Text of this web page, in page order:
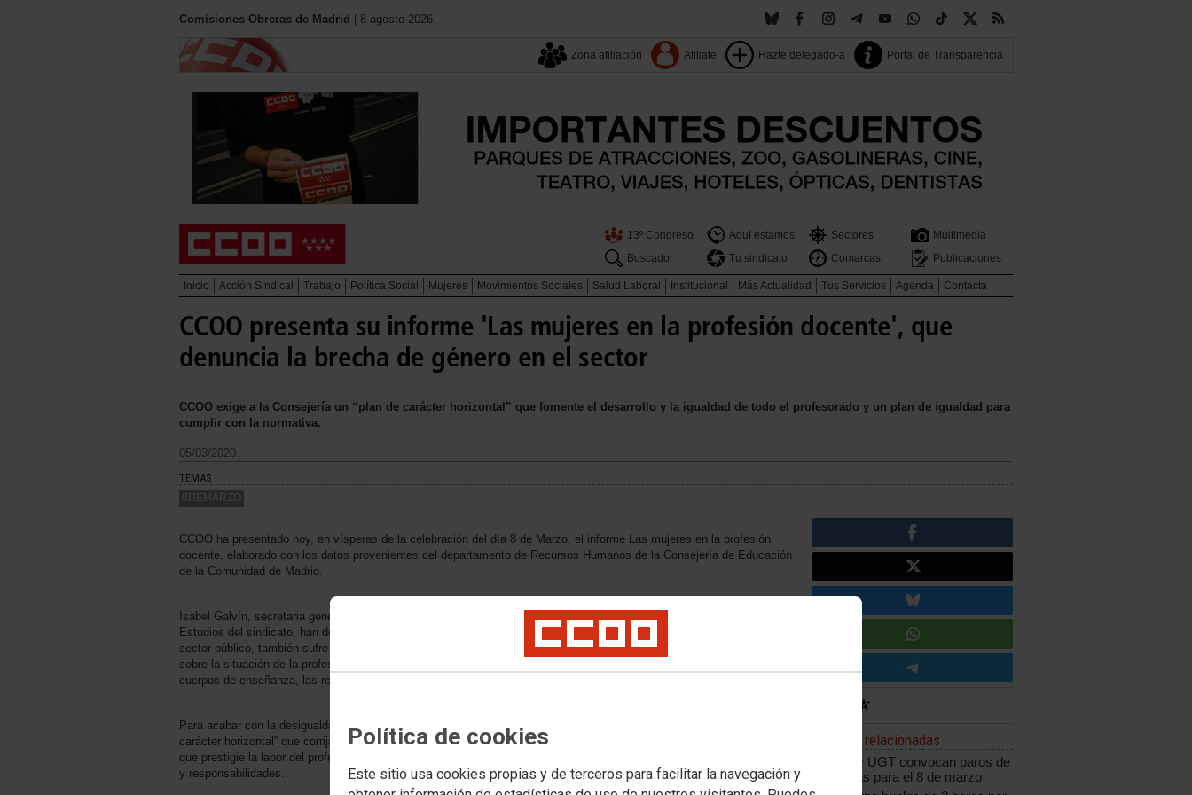
Política de cookies
Este sitio usa cookies propias y de terceros para facilitar la navegación y
Comisiones Obreras de Madrid | 8 agosto 2026.
Zona afiliación Afiliate Hazte delegado-a Portal de Transparencia
13º Congreso Aquí estamos Sectores
Multimedia
Buscador
Tu sindicato Comarcas Publicaciones
Inicio Acción Sindical Trabajo Política Social Mujeres Movimientos Sociales Salud Laboral Institucional Más Actualidad Tus Servicios Agenda Contacta
CCOO presenta su informe 'Las mujeres en la profesión docente', que
denuncia la brecha de género en el sector
CCOO exige a la Consejería un “plan de carácter horizontal” que fomente el desarrollo y la igualdad de todo el profesorado y un plan de igualdad para
cumplir con la normativa.
05/03/2020.
TEMAS
8DEMARZO
CCOO ha presentado hoy, en vísperas de la celebración del día 8 de Marzo, el informe Las mujeres en la profesión
docente, elaborado con los datos provenientes del departamento de Recursos Humanos de la Consejería de Educación
de la Comunidad de Madrid.
Isabel Galvín, secretaria general de la Federación de Enseñanza de Madrid, y Elisa Rufino, miembro del gabinete de
Estudios del sindicato, han desgranado la situación de un sector altamente feminizado que, pese a formar parte del
sector público, también sufre la brecha de la desigualdad entre hombres y mujeres. El informe aporta datos recientes
sobre la situación de la profesión docente con una perspectiva de género que aborda la presencia de las mujeres por
cuerpos de enseñanza, las retribuciones, la salud laboral y la formación en igualdad.
Para acabar con la desigualdad en la profesión docente, Isabel Galvín plantea la urgente necesidad de un “Plan de
carácter horizontal” que corrija las desigualdades existentes en los distintos cuerpos docentes y una reforma educativa
que prestigie la labor del profesorado y acabe con la jerarquización y la desigualdad en cuanto a retribuciones, sectores
y responsabilidades.
Noticias relacionadas
CCOO y UGT convocan paros de
dos horas para el 8 de marzo